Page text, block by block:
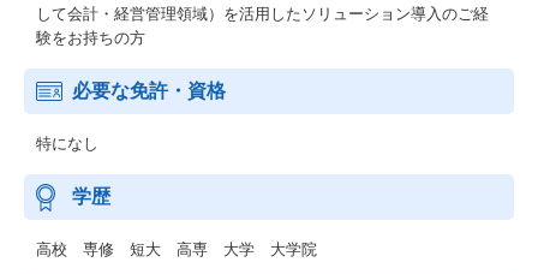
して会計・経営管理領域）を活用したソリューション導入のご経
験をお持ちの方
必要な免許・資格
特になし
学歴
高校 専修 短大 高専 大学 大学院